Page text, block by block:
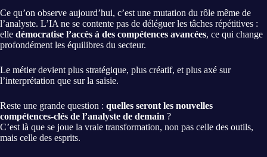
Ce qu’on observe aujourd’hui, c’est une mutation du rôle même de
l’analyste. L’IA ne se contente pas de déléguer les tâches répétitives :
elle démocratise l’accès à des compétences avancées, ce qui change
profondément les équilibres du secteur.
Le métier devient plus stratégique, plus créatif, et plus axé sur
l’interprétation que sur la saisie.
Reste une grande question : quelles seront les nouvelles
compétences-clés de l’analyste de demain ?
C’est là que se joue la vraie transformation, non pas celle des outils,
mais celle des esprits.